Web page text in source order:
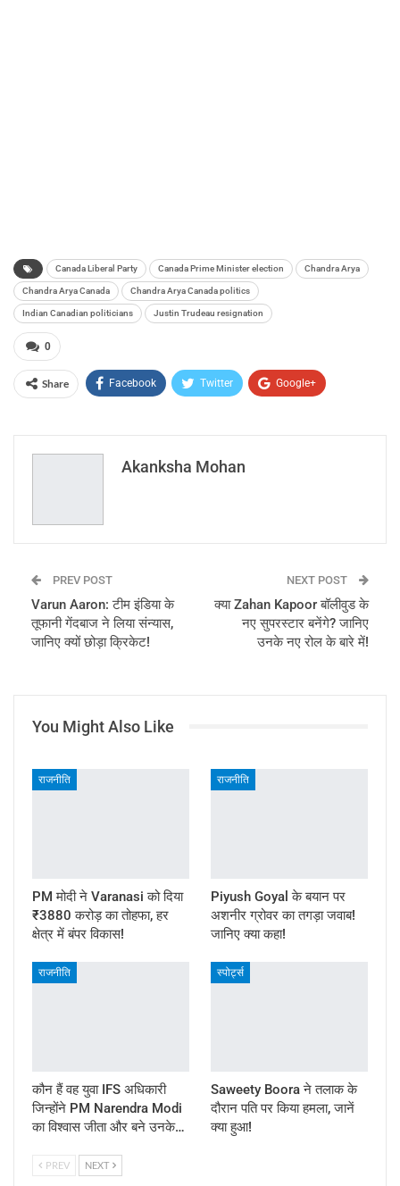
Canada Liberal Party Canada Prime Minister election Chandra Arya
Chandra Arya Canada Chandra Arya Canada politics
Indian Canadian politicians Justin Trudeau resignation
0
Share Facebook Twitter Google+
Email
Akanksha Mohan
PREV POST
Varun Aaron: टीम इंडिया के
तूफानी गेंदबाज ने लिया संन्यास,
जानिए क्यों छोड़ा क्रिकेट!
NEXT POST
क्या Zahan Kapoor बॉलीवुड के
नए सुपरस्टार बनेंगे? जानिए
उनके नए रोल के बारे में!
You Might Also Like
राजनीति
PM मोदी ने Varanasi को दिया
₹3880 करोड़ का तोहफा, हर
क्षेत्र में बंपर विकास!
राजनीति
Piyush Goyal के बयान पर
अशनीर ग्रोवर का तगड़ा जवाब!
जानिए क्या कहा!
राजनीति
कौन हैं वह युवा IFS अधिकारी
जिन्होंने PM Narendra Modi
का विश्वास जीता और बने उनके…
स्पोर्ट्स
Saweety Boora ने तलाक के
दौरान पति पर किया हमला, जानें
क्या हुआ!
PREV NEXT